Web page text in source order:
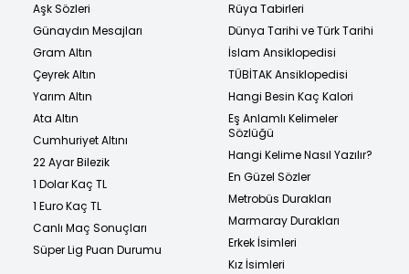
Aşk Sözleri
Günaydın Mesajları
Gram Altın
Çeyrek Altın
Yarım Altın
Ata Altın
Cumhuriyet Altını
22 Ayar Bilezik
1 Dolar Kaç TL
1 Euro Kaç TL
Canlı Maç Sonuçları
Süper Lig Puan Durumu
Rüya Tabirleri
Dünya Tarihi ve Türk Tarihi
İslam Ansiklopedisi
TÜBİTAK Ansiklopedisi
Hangi Besin Kaç Kalori
Eş Anlamlı Kelimeler
Sözlüğü
Hangi Kelime Nasıl Yazılır?
En Güzel Sözler
Metrobüs Durakları
Marmaray Durakları
Erkek İsimleri
Kız İsimleri